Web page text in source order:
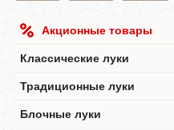
Акционные товары
Классические луки
Традиционные луки
Блочные луки